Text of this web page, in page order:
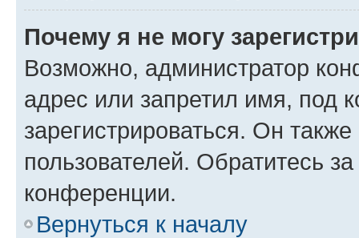
Почему я не могу
Возможно, администратор
адрес или запретил имя, под
зарегистрироваться. Он
пользователей. Обратитесь
конференции.
Вернуться к началу